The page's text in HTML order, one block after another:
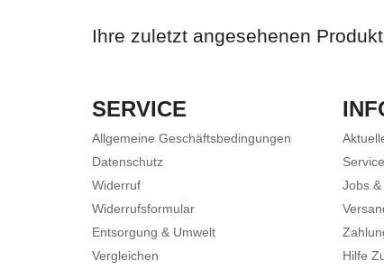
Ihre zuletzt angesehenen
SERVICE
Allgemeine Geschäftsbedingungen
Datenschutz
Widerruf
Widerrufsformular
Entsorgung & Umwelt
Vergleichen
Jobs
Hilfe